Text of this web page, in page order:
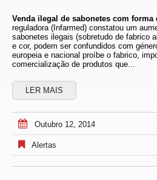
Vendailegal de sabonetes com forma
reguladora (Infarmed) constatou um
sabonetes ilegais (sobretudo de fabrico
e cor, podem ser confundidos com
europeia e nacional proíbe o fabrico,
comercialização de produtos que...
LER MAIS
Outubro 12, 2014
Alertas